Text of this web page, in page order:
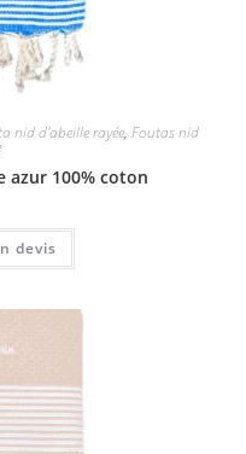
nid d'abeille rayée, Foutas nid
azur 100% coton
devis